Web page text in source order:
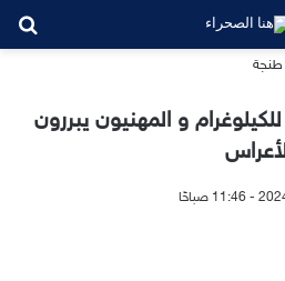
30 درهم للكيلوغرام و المهنيون يبررون